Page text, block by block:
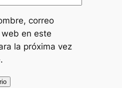
correo
en este
la próxima vez